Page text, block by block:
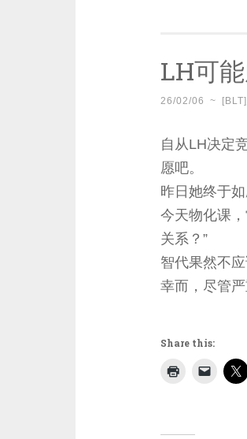
LH可
26/02/06 ~
自从LH决定
愿吧。
昨日她终于
今天物化课
关系？”
智代果然不
幸而，尽管严
Share this: